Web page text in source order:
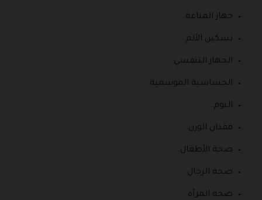
جهاز المناعة.
تسكين الألم.
الجهاز التنفسي.
الحساسية الموسمية.
النوم.
فقدان الوزن.
صحة الأطفال.
صحة الرجال.
صحة المرأة.